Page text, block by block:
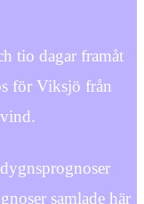
tio dagar framåt
för Viksjö från
samlade här